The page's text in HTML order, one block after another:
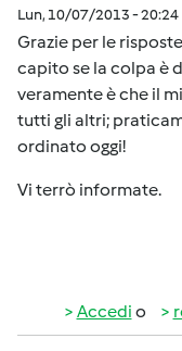
Lun, 10/07/2013 - 20:24
Grazie per le
capito se la colpa è
veramente è che il
tutti gli altri;
ordinato oggi!
Vi terrò informate.
Accedi o